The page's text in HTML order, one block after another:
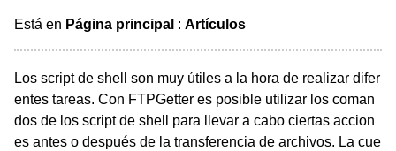
Está en Página principal : Artículos
Los script de shell son muy útiles a la hora de realizar difer
entes tareas. Con FTPGetter es posible utilizar los coman
dos de los script de shell para llevar a cabo ciertas accion
es antes o después de la transferencia de archivos. La cue